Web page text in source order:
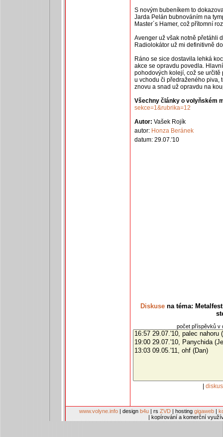
S novým bubeníkem to
Jarda Pelán bubnováním na
Master´s Hamer, což přítomní
Avenger už však notně přetáhli
Radiolokátor už mi definitivně
Ráno se sice dostavila lehká
akce se opravdu povedla.
pohodových kolejí, což se
u vchodu či předraženého piva,
znovu a snad už opravdu na
Všechny články o volyňském
sekce=1&rubrika=12
Autor: Vašek Rojík
autor: Honza Beránek
datum: 29.07.'10
Diskusena téma:
počet příspěvků v
www.volyne.info | design b4u | rs ZVD | hosting gigaweb |
| kopírování a komerční